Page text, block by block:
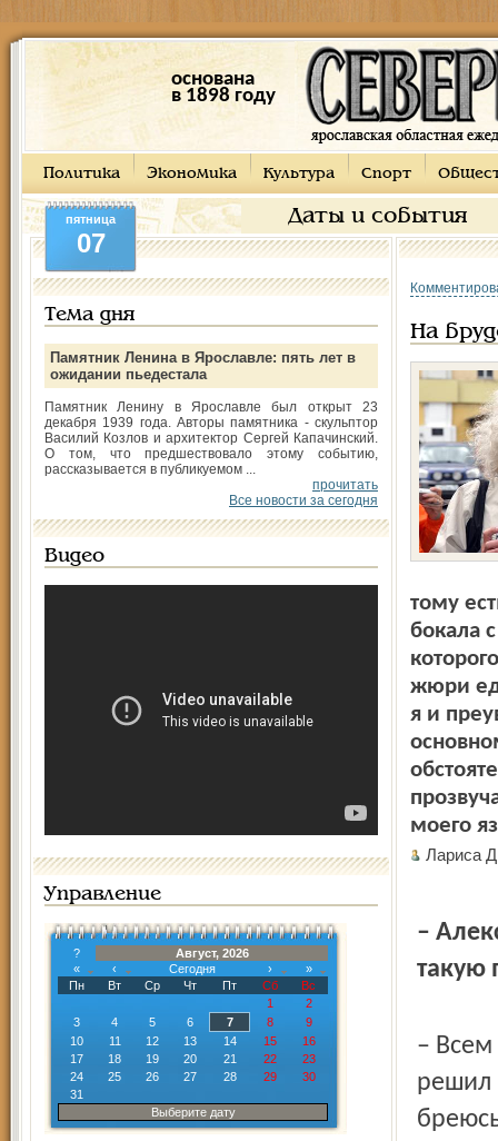
основана
в 1898 году
Политика Экономика Культура Спорт
Даты и события
пятница
07
Тема дня
Памятник Ленина в Ярославле: пять лет в
ожидании пьедестала
Памятник Ленину в Ярославле был открыт 23
декабря 1939 года. Авторы памятника - скульптор
Василий Козлов и архитектор Сергей Капачинский.
О том, что предшествовало этому событию,
рассказывается в публикуемом ...
прочитать
Все новости за сегодня
Видео
Управление
?
Август, 2026
«
‹ Сегодня ›
»
Пн
Вт Ср Чт Пт Сб
Вс
1
2
3
4 5 6 7 8
9
10
11 12 13 14 15
16
17
18 19 20 21 22
23
24
25 26 27 28 29
30
31
Выберите дату
На
тому
бокала
жюри
я и
моего
Лариса
–
такую
– Всем
решил